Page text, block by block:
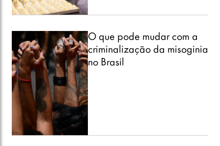
O que pode mudar com a
criminalização da misoginia
no Brasil